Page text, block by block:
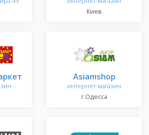
Киев
Asiamshop
интернет-магазин
г.Одесса